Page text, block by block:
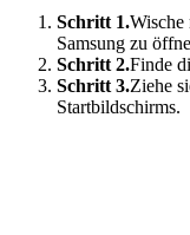
Schritt 1.
Samsung zu
Schritt 2.Finde
Schritt 3.Ziehe
Startbildschirms.